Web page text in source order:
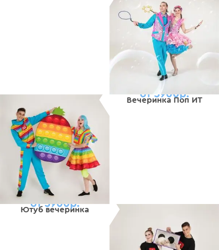
Вечеринка Поп ИТ
от 5900р.
Ютуб вечеринка
от 5900р.